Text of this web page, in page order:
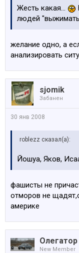
Жесть какая...
людей
желание одно, а
анализировать
sjomik
Забанен
30 янв 2008
roblezz сказал(а):
Йошуа, Яков,
фашисты не
отморов не
америке
Олегатор
New Member